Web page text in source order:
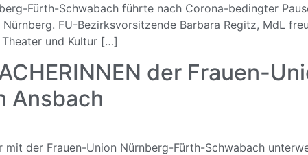
Fürth-Schwabach führte nach Corona-bedingter
FU-Bezirksvorsitzende Barbara Regitz, MdL
und Kultur […]
der Frauen-
Ansbach
mit der Frauen-Union Nürnberg-Fürth-Schwabach